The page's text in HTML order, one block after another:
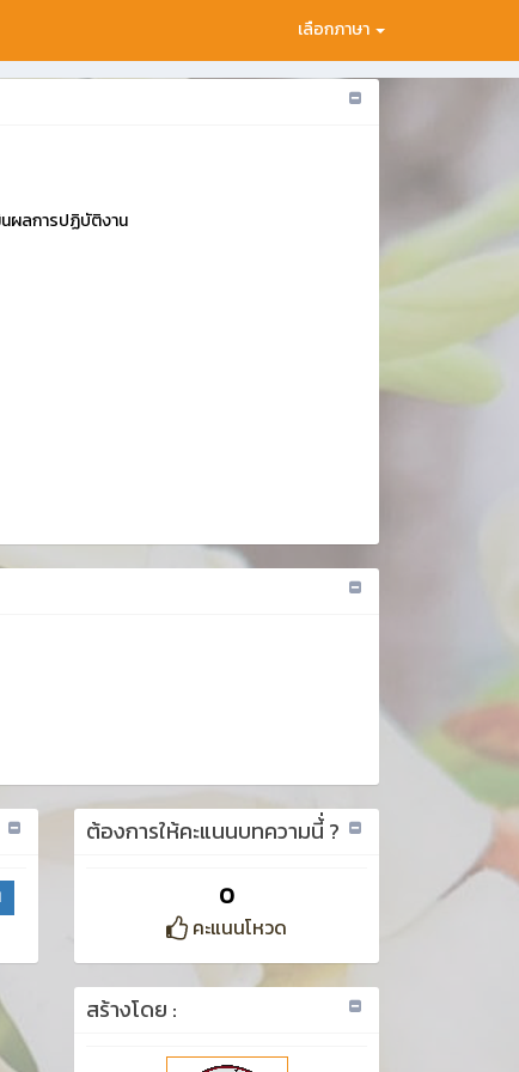
เลือกภาษา
ผลการปฏิบัติงาน
ต้องการให้คะแนนบทความนี้่ ?
0
คะแนนโหวด
สร้างโดย :